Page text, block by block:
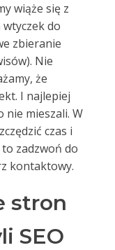
wiąże się z
do
zbieranie
Nie
że
I najlepiej
nie mieszali. W
czas i
zadzwoń do
kontaktowy.
stron
SEO